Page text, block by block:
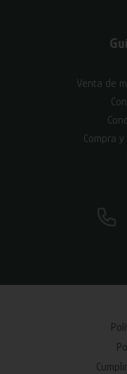
Venta de
Compra